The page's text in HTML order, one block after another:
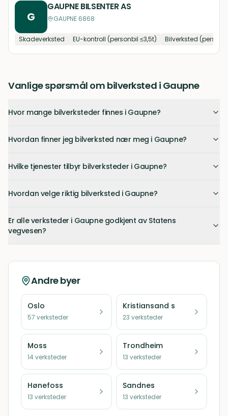
G
GAUPNE BILSENTER AS
GAUPNE 6868
Skadeverksted EU-kontroll (personbil ≤3,5t) Bilverksted
Vanlige spørsmål om bilverksted i Gaupne
Hvor mange bilverksteder finnes i Gaupne?
Hvordan finner jeg bilverksted nær meg i Gaupne?
Hvilke tjenester tilbyr bilverksteder i Gaupne?
Hvordan velge riktig bilverksted i Gaupne?
Er alle verksteder i Gaupne godkjent av Statens
vegvesen?
Andre byer
Oslo
57 verksteder
Kristiansand s
23 verksteder
Moss
14verksteder
Trondheim
13 verksteder
Hønefoss
13 verksteder
Sandnes
13 verksteder